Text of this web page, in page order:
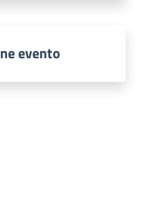
evento